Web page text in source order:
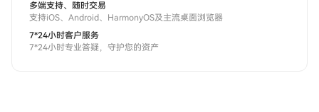
多端支持、随时交易
支持iOS、Android、HarmonyOS及主流桌面浏览器
7*24小时客户服务
7*24小时专业答疑，守护您的资产